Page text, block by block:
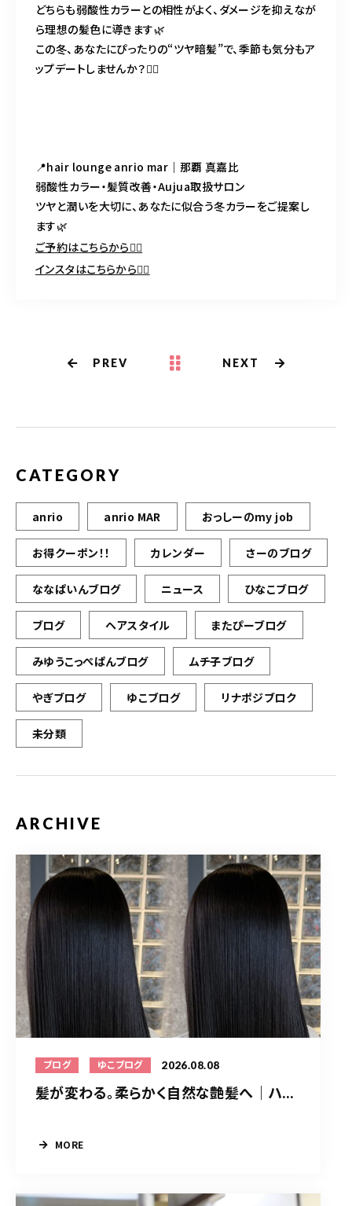
どちらも弱酸性カラーとの相性がよく、ダメージを抑えなが
ら理想の髪色に導きます🌿
この冬、あなたにぴったりの“ツヤ暗髪”で、季節も気分もア
ップデートしませんか？💇‍♀️
📍hair lounge anrio mar｜那覇 真嘉比
弱酸性カラー・髪質改善・Aujua取扱サロン
ツヤと潤いを大切に、あなたに似合う冬カラーをご提案し
ます🌿
ご予約はこちらから💁‍♀️
インスタはこちらから💁‍♀️
PREV NEXT
CATEGORY
anrio anrio MAR おっしーのmy job
お得クーポン！！ カレンダー さーのブログ
ななぱいんブログ ニュース ひなこブログ
ブログ ヘアスタイル またぴーブログ
みゆうこっぺぱんブログ ムチ子ブログ
やぎブログ ゆこブログ リナポジブロク
未分類
ARCHIVE
ブログ ゆこブログ 2026.08.08
髪が変わる。柔らかく自然な艶髪へ｜ハ...
MORE